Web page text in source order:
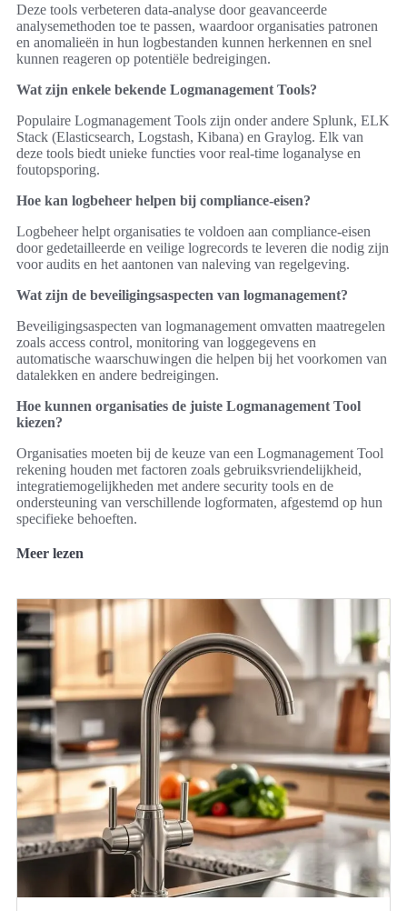
Deze tools verbeteren data-analyse door geavanceerde
analysemethoden toe te passen, waardoor organisaties patronen
en anomalieën in hun logbestanden kunnen herkennen en snel
kunnen reageren op potentiële bedreigingen.
Wat zijn enkele bekende Logmanagement Tools?
Populaire Logmanagement Tools zijn onder andere Splunk, ELK
Stack (Elasticsearch, Logstash, Kibana) en Graylog. Elk van
deze tools biedt unieke functies voor real-time loganalyse en
foutopsporing.
Hoe kan logbeheer helpen bij compliance-eisen?
Logbeheer helpt organisaties te voldoen aan compliance-eisen
door gedetailleerde en veilige logrecords te leveren die nodig zijn
voor audits en het aantonen van naleving van regelgeving.
Wat zijn de beveiligingsaspecten van logmanagement?
Beveiligingsaspecten van logmanagement omvatten maatregelen
zoals access control, monitoring van loggegevens en
automatische waarschuwingen die helpen bij het voorkomen van
datalekken en andere bedreigingen.
Hoe kunnen organisaties de juiste Logmanagement Tool
kiezen?
Organisaties moeten bij de keuze van een Logmanagement Tool
rekening houden met factoren zoals gebruiksvriendelijkheid,
integratiemogelijkheden met andere security tools en de
ondersteuning van verschillende logformaten, afgestemd op hun
specifieke behoeften.
Meer lezen